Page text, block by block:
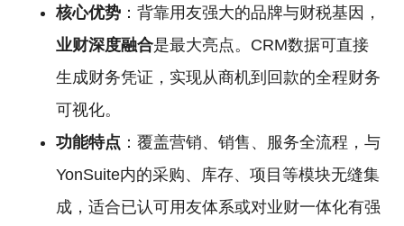
核心优势 ：背靠用友强大的品牌与财税基因，
业财深度融合是最大亮点。CRM数据可直接
生成财务凭证，实现从商机到回款的全程财务
可视化。
功能特点 ：覆盖营销、销售、服务全流程，与
YonSuite内的采购、库存、项目等模块无缝集
成，适合已认可用友体系或对业财一体化有强